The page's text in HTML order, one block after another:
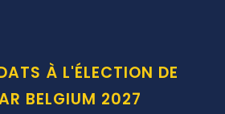
À L'ÉLECTION DE
BELGIUM 2027